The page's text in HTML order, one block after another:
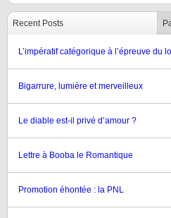
Recent Posts
L’impératif catégorique à l’épreuve du
Bigarrure, lumière et merveilleux
Le diable est-il privé d’amour ?
Lettre à Booba le Romantique
Promotion éhontée : la PNL